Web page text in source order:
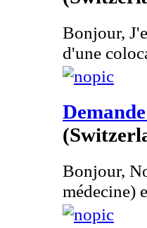
Bonjour,
d'une
Bonjour,
médecine)